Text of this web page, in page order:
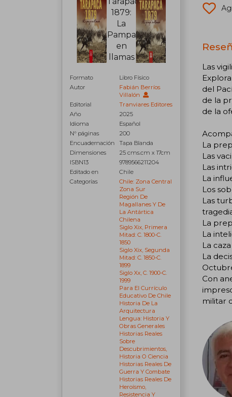
Formato
Libro Físico
Autor
Fabián Berríos
Villalón
Editorial
Tranviares Editores
Año
2025
Idioma
Español
N° páginas
200
Encuadernación
Tapa Blanda
Dimensiones
25 cms.cm x 17cm
ISBN13
9789566211204
Editado en
Chile
Categorías
Chile: Zona Central
Zona Sur
Región De
Magallanes Y De
La Antártica
Chilena
Siglo Xix, Primera
Mitad: C. 1800-C.
1850
Siglo Xix, Segunda
Mitad: C. 1850-C.
1899
Siglo Xx, C. 1900-C.
1999
Para El Currículo
Educativo De Chile
Historia De La
Arquitectura
Lengua: Historia Y
Obras Generales
Historias Reales
Sobre
Descubrimientos,
Historia O Ciencia
Historias Reales De
Guerra Y Combate
Historias Reales De
Heroísmo,
Resistencia Y
Las
del
de la
de la
La
Las
Las
La
Los
Las
La
La
La
La
Con
militar